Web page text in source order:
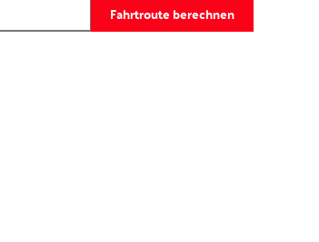
Fahrtroute berechnen